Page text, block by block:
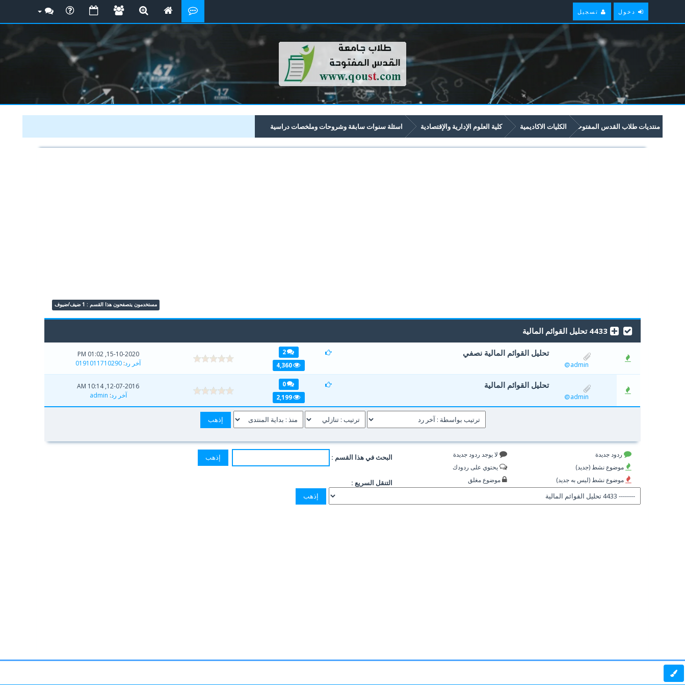
دخول تسجيل
منتديات طلاب القدس المفتوحة الكليات الاكاديمية كلية العلوم الإدارية والإقتصادية اسئلة سنوات سابقة وشروحات وملخصات دراسية
امتحانات سابقة وملخصات لمواد مستوى سنة رابعة في برنامج العلوم الادارية والاقتصادية تبدأ برقم 44xx 4433 تحليل القوائم المالية
مستخدمون يتصفحون هذا القسم : 1 ضيف/ضيوف
4433 تحليل القوائم المالية
تحليل القوائم المالية نصفي
admin
2
4,360
0 أصوات - 0 من معدل 5 أصوات 45
15-10-2020, 01:02 PM
آخر رد:
0191011710290
تحليل القوائم المالية
admin
0
2,199
0 أصوات - 0 من معدل 5 أصوات
12-07-2016, 10:14 AM
آخر رد:
admin
ردود جديدة
موضوع نشط (جديد)
موضوع نشط (ليس به جديد)
لا يوجد ردود جديدة
يحتوي على ردودك
موضوع مغلق
البحث في هذا القسم :
التنقل السريع :